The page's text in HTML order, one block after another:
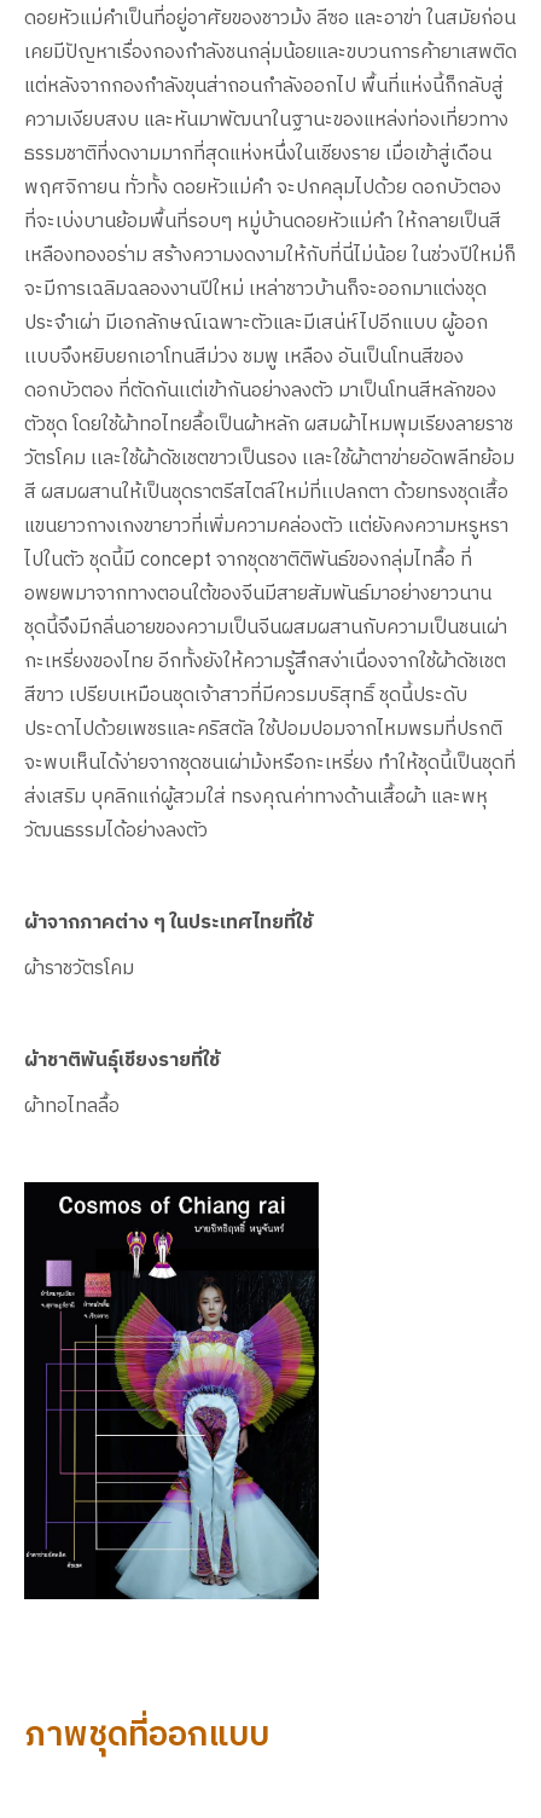
ดอยหัวแม่คำเป็นที่อยู่อาศัยของชาวม้ง ลีซอ และอาข่า ในสมัยก่อน
เคยมีปัญหาเรื่องกองกำลังชนกลุ่มน้อยและขบวนการค้ายาเสพติด
แต่หลังจากกองกำลังขุนส่าถอนกำลังออกไป พื้นที่แห่งนี้ก็กลับสู่
ความเงียบสงบ และหันมาพัฒนาในฐานะของแหล่งท่องเที่ยวทาง
ธรรมชาติที่งดงามมากที่สุดแห่งหนึ่งในเชียงราย เมื่อเข้าสู่เดือน
พฤศจิกายน ทั่วทั้ง ดอยหัวแม่คำ จะปกคลุมไปด้วย ดอกบัวตอง
ที่จะเบ่งบานย้อมพื้นที่รอบๆ หมู่บ้านดอยหัวแม่คำ ให้กลายเป็นสี
เหลืองทองอร่าม สร้างความงดงามให้กับที่นี่ไม่น้อย ในช่วงปีใหม่ก็
จะมีการเฉลิมฉลองงานปีใหม่ เหล่าชาวบ้านก็จะออกมาแต่งชุด
ประจำเผ่า มีเอกลักษณ์เฉพาะตัวและมีเสน่ห์ไปอีกแบบ ผู้ออก
เเบบจึงหยิบยกเอาโทนสีม่วง ชมพู เหลือง อันเป็นโทนสีของ
ดอกบัวตอง ที่ตัดกันเเต่เข้ากันอย่างลงตัว มาเป็นโทนสีหลักของ
ตัวชุด โดยใช้ผ้าทอไทยลื้อเป็นผ้าหลัก ผสมผ้าไหมพุมเรียงลายราช
วัตรโคม เเละใช้ผ้าดัชเชตขาวเป็นรอง เเละใช้ผ้าตาข่ายอัดพลีทย้อม
สี ผสมผสานให้เป็นชุดราตรีสไตล์ใหม่ที่เเปลกตา ด้วยทรงชุดเสื้อ
แขนยาวกางเกงขายาวที่เพิ่มความคล่องตัว เเต่ยังคงความหรูหรา
ไปในตัว ชุดนี้มี concept จากชุดชาติติพันธ์ของกลุ่มไทลื้อ ที่
อพยพมาจากทางตอนใต้ของจีนมีสายสัมพันธ์มาอย่างยาวนาน
ชุดนี้จึงมีกลิ่นอายของความเป็นจีนผสมผสานกับความเป็นชนเผ่า
กะเหรี่ยงของไทย อีกทั้งยังให้ความรู้สึกสง่าเนื่องจากใช้ผ้าดัชเชต
สีขาว เปรียบเหมือนชุดเจ้าสาวที่มีควรมบริสุทธิ์ ชุดนี้ประดับ
ประดาไปด้วยเพชรและคริสตัล ใช้ปอมปอมจากไหมพรมที่ปรกติ
จะพบเห็นได้ง่ายจากชุดชนเผ่าม้งหรือกะเหรี่ยง ทำให้ชุดนี้เป็นชุดที่
ส่งเสริม บุคลิกแก่ผู้สวมใส่ ทรงคุณค่าทางด้านเสื้อผ้า และพหุ
วัฒนธรรมได้อย่างลงตัว
ผ้าจากภาคต่าง ๆ ในประเทศไทยที่ใช้
ผ้าราชวัตรโคม
ผ้าชาติพันธุ์เชียงรายที่ใช้
ผ้าทอไทลลื้อ
ภาพชุดที่ออกแบบ